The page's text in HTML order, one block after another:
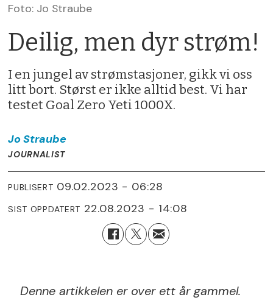
Foto: Jo Straube
Deilig, men dyr strøm!
I en jungel av strømstasjoner, gikk vi oss
litt bort. Størst er ikke alltid best. Vi har
testet Goal Zero Yeti 1000X.
JoStraube
JOURNALIST
PUBLISERT 09.02.2023 - 06:28
SIST OPPDATERT 22.08.2023 - 14:08
Denne artikkelen er over ett år gammel.